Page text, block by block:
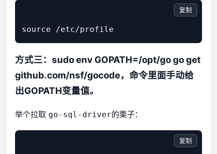
复制
方式三：sudo env GOPATH=/opt/go go get
github.com/nsf/gocode，命令里面手动给
出GOPATH变量值。
举个拉取 go-sql-driver的栗子：
复制